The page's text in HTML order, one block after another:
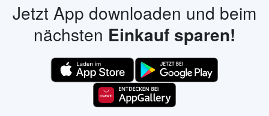
Jetzt App downloaden und beim
nächsten Einkauf sparen!